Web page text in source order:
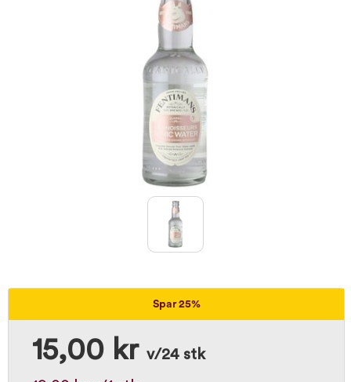
Spar 25%
15,00 kr v/24 stk